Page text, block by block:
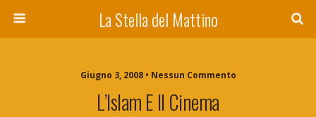
La Stella del Mattino
Giugno 3, 2008 • Nessun Commento
L’Islam E Il Cinema